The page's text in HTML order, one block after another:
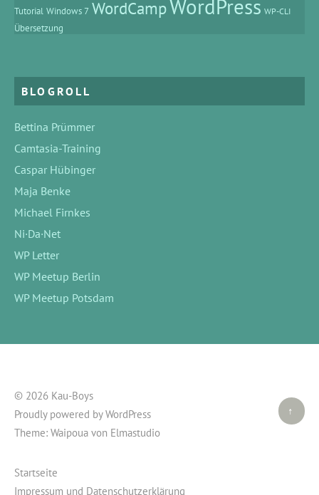
Tutorial Windows 7 WordCampWordPress WP-CLI
Übersetzung
BLOGROLL
Bettina Prümmer
Camtasia-Training
Caspar Hübinger
Maja Benke
Michael Firnkes
Ni·Da·Net
WP Letter
WP Meetup Berlin
WP Meetup Potsdam
© 2026 Kau-Boys
Proudly powered byWordPress
Theme: Waipoua von Elmastudio
Startseite
Impressum und Datenschutzerklärung
Top ↑